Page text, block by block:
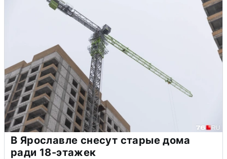
В Ярославле снесут старые дома
ради 18-этажек